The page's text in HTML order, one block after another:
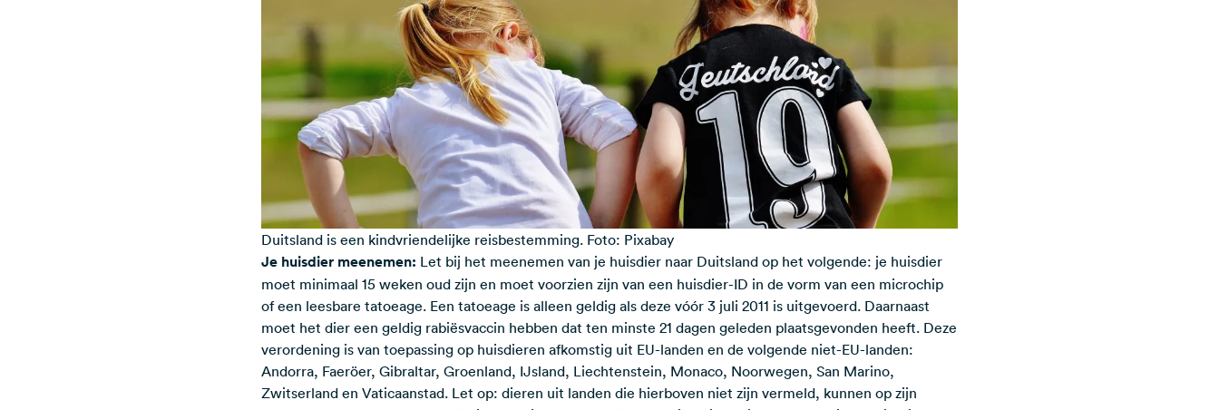
Duitsland is een kindvriendelijke reisbestemming. Foto: Pixabay
Je huisdier meenemen: Let bij het meenemen van je huisdier naar Duitsland op het volgende: je huisdier
moet minimaal 15 weken oud zijn en moet voorzien zijn van een huisdier-ID in de vorm van een microchip
of een leesbare tatoeage. Een tatoeage is alleen geldig als deze vóór 3 juli 2011 is uitgevoerd. Daarnaast
moet het dier een geldig rabiësvaccin hebben dat ten minste 21 dagen geleden plaatsgevonden heeft. Deze
verordening is van toepassing op huisdieren afkomstig uit EU-landen en de volgende niet-EU-landen:
Andorra, Faeröer, Gibraltar, Groenland, IJsland, Liechtenstein, Monaco, Noorwegen, San Marino,
Zwitserland en Vaticaanstad. Let op: dieren uit landen die hierboven niet zijn vermeld, kunnen op zijn